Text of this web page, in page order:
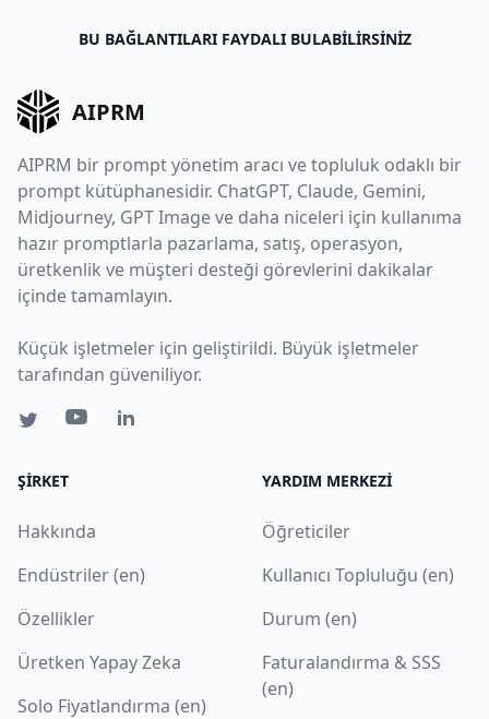
BU BAĞLANTILARI FAYDALI BULABILIRSINIZ
AIPRM
AIPRM bir prompt yönetim aracı ve topluluk odaklı bir
prompt kütüphanesidir. ChatGPT, Claude, Gemini,
Midjourney, GPT Image ve daha niceleri için kullanıma
hazır promptlarla pazarlama, satış, operasyon,
üretkenlik ve müşteri desteği görevlerini dakikalar
içinde tamamlayın.
Küçük işletmeler için geliştirildi. Büyük işletmeler
tarafından güveniliyor.
ŞIRKET
Hakkında
Endüstriler (en)
Özellikler
Üretken Yapay Zeka
Solo Fiyatlandırma (en)
YARDIM MERKEZI
Öğreticiler
Kullanıcı Topluluğu (en)
Durum (en)
Faturalandırma & SSS
(en)